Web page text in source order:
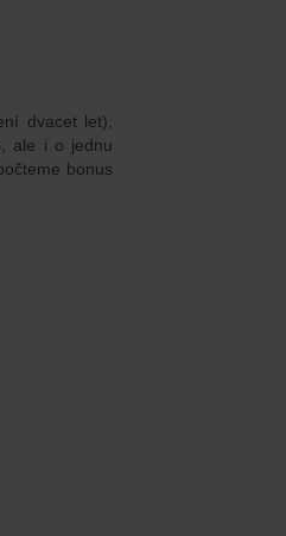
dvacet let),
ale i o jednu
bonus